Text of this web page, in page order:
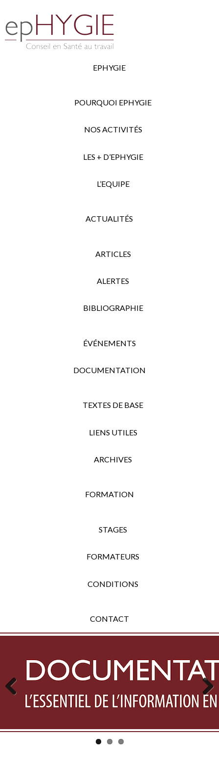
EPHYGIE
POURQUOI EPHYGIE
NOS ACTIVITÉS
LES + D’EPHYGIE
L’EQUIPE
ACTUALITÉS
ARTICLES
ALERTES
BIBLIOGRAPHIE
ÉVÉNEMENTS
DOCUMENTATION
TEXTES DE BASE
LIENS UTILES
ARCHIVES
FORMATION
STAGES
FORMATEURS
CONDITIONS
CONTACT
Previous Next